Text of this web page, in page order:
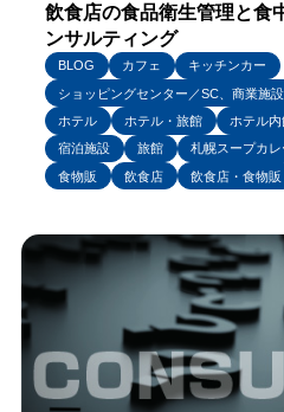
飲食店の食品衛生管理と食
ンサルティング
BLOG カフェ
キッチンカー
ショッピングセンター／SC、商業施設
ホテル
ホテル・旅館 ホテル
宿泊施設
旅館 札幌スープカレ
食物販
飲食店
飲食店・食物販